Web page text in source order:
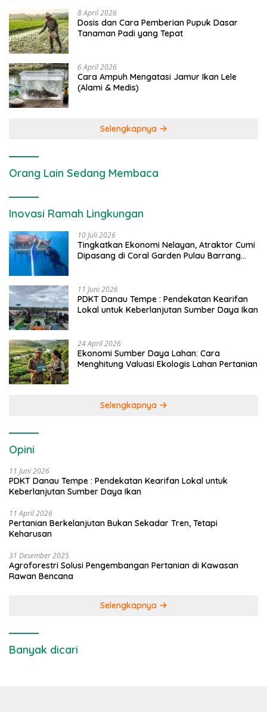
8 April 2026
Dosis dan Cara Pemberian Pupuk Dasar
Tanaman Padi yang Tepat
6 April 2026
Cara Ampuh Mengatasi Jamur Ikan Lele
(Alami & Medis)
Selengkapnya
Orang Lain Sedang Membaca
Inovasi Ramah Lingkungan
10 Juli 2026
Tingkatkan Ekonomi Nelayan, Atraktor Cumi
Dipasang di Coral Garden Pulau Barrang
11 Juni 2026
PDKT Danau Tempe : Pendekatan Kearifan
Lokal untuk Keberlanjutan Sumber Daya Ikan
24 April 2026
Ekonomi Sumber Daya Lahan: Cara
Menghitung Valuasi Ekologis Lahan Pertanian
Selengkapnya
Opini
11 Juni 2026
PDKT Danau Tempe : Pendekatan Kearifan Lokal untuk
Keberlanjutan Sumber Daya Ikan
11 April 2026
Pertanian Berkelanjutan Bukan Sekadar Tren, Tetapi
Keharusan
31 Desember 2025
Agroforestri Solusi Pengembangan Pertanian di Kawasan
Rawan Bencana
Selengkapnya
Banyak dicari